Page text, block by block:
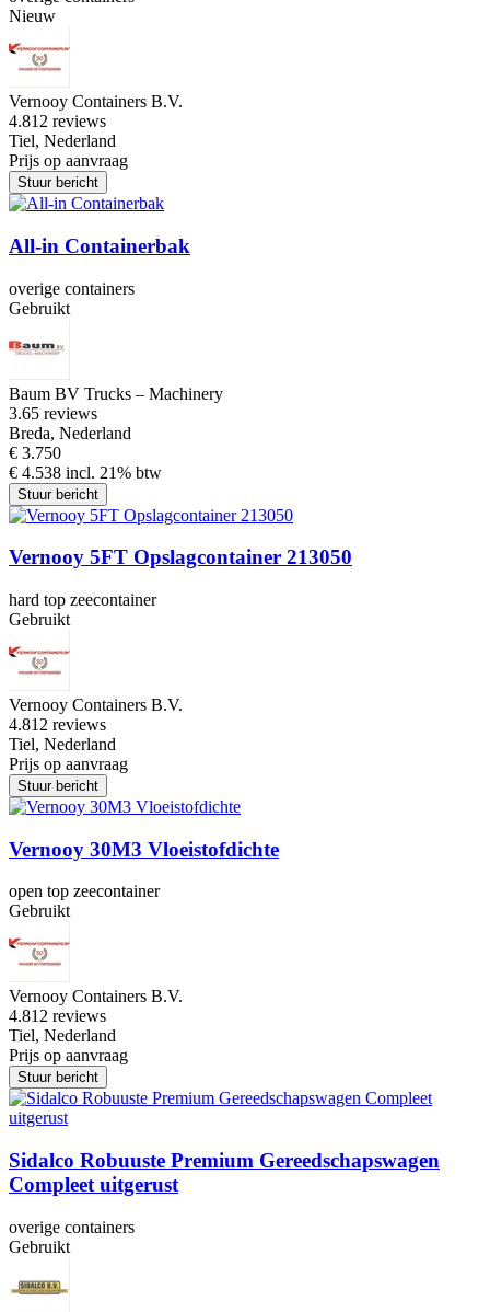
Nieuw
Vernooy Containers B.V.
4.812 reviews
Tiel, Nederland
Prijs op aanvraag
Stuur bericht
All-in Containerbak
overige containers
Gebruikt
Baum BV Trucks – Machinery
3.65 reviews
Breda, Nederland
€ 3.750
€ 4.538 incl. 21% btw
Stuur bericht
Vernooy 5FT Opslagcontainer 213050
hard top zeecontainer
Gebruikt
Vernooy Containers B.V.
4.812 reviews
Tiel, Nederland
Prijs op aanvraag
Stuur bericht
Vernooy 30M3 Vloeistofdichte
open top zeecontainer
Gebruikt
Vernooy Containers B.V.
4.812 reviews
Tiel, Nederland
Prijs op aanvraag
Stuur bericht
Sidalco Robuuste Premium Gereedschapswagen
Compleet uitgerust
overige containers
Gebruikt